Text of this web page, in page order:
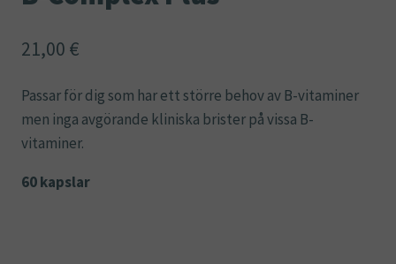
21,00 €
Passar för dig som har ett större behov av B-vitaminer
men inga avgörande kliniska brister på vissa B-
vitaminer.
60 kapslar